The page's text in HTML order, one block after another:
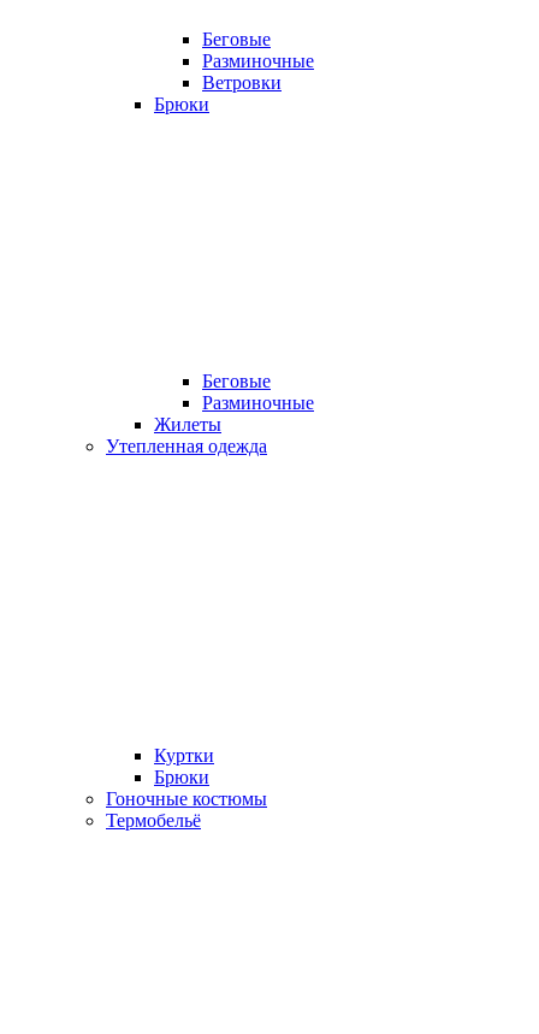
Беговые
Разминочные
Ветровки
Брюки
Беговые
Разминочные
Жилеты
Утепленная одежда
Куртки
Брюки
Гоночные костюмы
Термобельё